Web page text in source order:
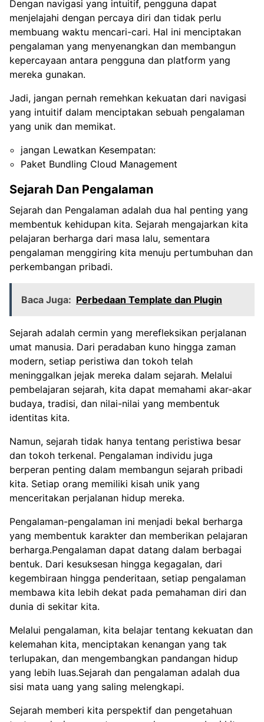
Dengan navigasi yang intuitif, pengguna dapat
menjelajahi dengan percaya diri dan tidak perlu
membuang waktu mencari-cari. Hal ini menciptakan
pengalaman yang menyenangkan dan membangun
kepercayaan antara pengguna dan platform yang
mereka gunakan.
Jadi, jangan pernah remehkan kekuatan dari navigasi
yang intuitif dalam menciptakan sebuah pengalaman
yang unik dan memikat.
jangan Lewatkan Kesempatan:
Paket Bundling Cloud Management
Sejarah Dan Pengalaman
Sejarah dan Pengalaman adalah dua hal penting yang
membentuk kehidupan kita. Sejarah mengajarkan kita
pelajaran berharga dari masa lalu, sementara
pengalaman menggiring kita menuju pertumbuhan dan
perkembangan pribadi.
Baca Juga: Perbedaan Template dan Plugin
Sejarah adalah cermin yang merefleksikan perjalanan
umat manusia. Dari peradaban kuno hingga zaman
modern, setiap peristiwa dan tokoh telah
meninggalkan jejak mereka dalam sejarah. Melalui
pembelajaran sejarah, kita dapat memahami akar-akar
budaya, tradisi, dan nilai-nilai yang membentuk
identitas kita.
Namun, sejarah tidak hanya tentang peristiwa besar
dan tokoh terkenal. Pengalaman individu juga
berperan penting dalam membangun sejarah pribadi
kita. Setiap orang memiliki kisah unik yang
menceritakan perjalanan hidup mereka.
Pengalaman-pengalaman ini menjadi bekal berharga
yang membentuk karakter dan memberikan pelajaran
berharga.Pengalaman dapat datang dalam berbagai
bentuk. Dari kesuksesan hingga kegagalan, dari
kegembiraan hingga penderitaan, setiap pengalaman
membawa kita lebih dekat pada pemahaman diri dan
dunia di sekitar kita.
Melalui pengalaman, kita belajar tentang kekuatan dan
kelemahan kita, menciptakan kenangan yang tak
terlupakan, dan mengembangkan pandangan hidup
yang lebih luas.Sejarah dan pengalaman adalah dua
sisi mata uang yang saling melengkapi.
Sejarah memberi kita perspektif dan pengetahuan